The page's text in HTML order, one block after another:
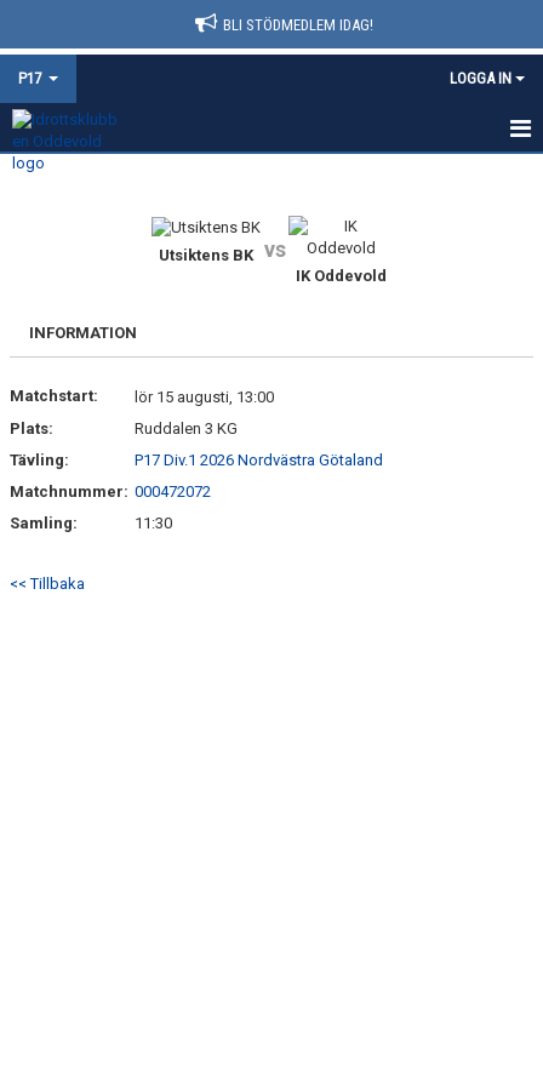
BLI STÖDMEDLEM IDAG!
P17 LOGGA IN
HEM
MATCHER
TRUPPEN
BILDGALLERI
DOKUMENT
Utsiktens BK vs
IK Oddevold
INFORMATION
Matchstart:
lör 15 augusti, 13:00
Plats:
Ruddalen 3 KG
Tävling:
P17 Div.1 2026 Nordvästra Götaland
Matchnummer: 000472072
Samling:
11:30
<< Tillbaka